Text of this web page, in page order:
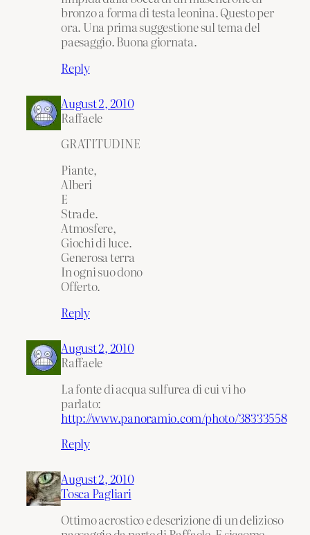
bronzo a forma di testa leonina. Questo per
ora. Una prima suggestione sul tema del
paesaggio. Buona giornata.
Reply
August 2, 2010
Raffaele
GRATITUDINE
Piante,
Alberi
E
Strade.
Atmosfere,
Giochi di luce.
Generosa terra
In ogni suo dono
Offerto.
Reply
August 2, 2010
Raffaele
La fonte di acqua sulfurea di cui vi ho
parlato:
http://www.panoramio.com/photo/38333558
Reply
August 2, 2010
Tosca Pagliari
Ottimo acrostico e descrizione di un delizioso